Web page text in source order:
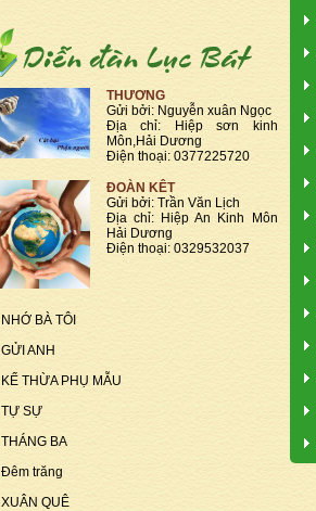
THƯƠNG
Gửi bởi: Nguyễn xuân Ngọc
Địa chỉ: Hiệp sơn kinh
Môn,Hải Dương
Điện thoại: 0377225720
ĐOÀN KÊT
Gửi bởi: Trần Văn Lịch
Địa chỉ: Hiệp An Kinh Môn
Hải Dương
Điện thoại: 0329532037
NHỚ BÀ TÔI
GỬI ANH
KẾ THỪA PHỤ MẪU
TỰ SỰ
THÁNG BA
Đêm trăng
XUÂN QUÊ